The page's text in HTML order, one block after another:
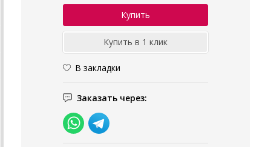
В закладки
Заказать через: